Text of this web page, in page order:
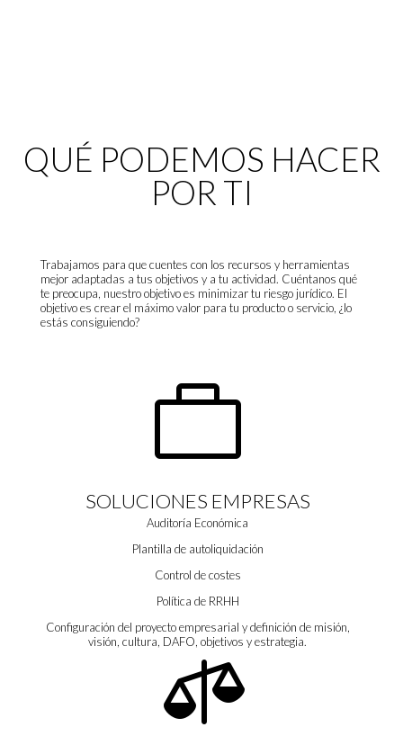
QUÉ PODEMOS HACER
POR TI
Trabajamos para que cuentes con los recursos y herramientas
mejor adaptadas a tus objetivos y a tu actividad. Cuéntanos qué
te preocupa, nuestro objetivo es minimizar tu riesgo jurídico. El
objetivo es crear el máximo valor para tu producto o servicio, ¿lo
estás consiguiendo?

SOLUCIONES EMPRESAS
Auditoría Económica
Plantilla de autoliquidación
Control de costes
Política de RRHH
Configuración del proyecto empresarial y definición de misión,
visión, cultura, DAFO, objetivos y estrategia.
